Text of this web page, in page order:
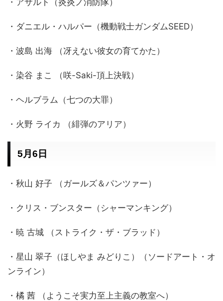
・ダニエル・ハルパー（機動戦士ガンダムSEED）
・波島 出海 （冴えない彼女の育てかた）
・染谷 まこ （咲-Saki-頂上決戦）
・ヘルブラム（七つの大罪）
・火野 ライカ （緋弾のアリア）
5月6日
・秋山 好子 （ガールズ＆パンツァー）
・クリス・ブンスター（シャーマンキング）
・暁 古城 （ストライク・ザ・ブラッド）
・星山 翠子（ほしやま みどりこ）（ソードアート・オ
ンライン）
・橘 茜 （ようこそ実力至上主義の教室へ）